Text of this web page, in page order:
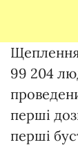
99 204
перші
перші